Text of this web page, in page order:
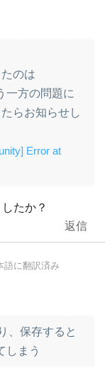
のは
一方の問題に
らお知らせし
Error at
たか？
返信
語に翻訳済み
、保存すると
しまう